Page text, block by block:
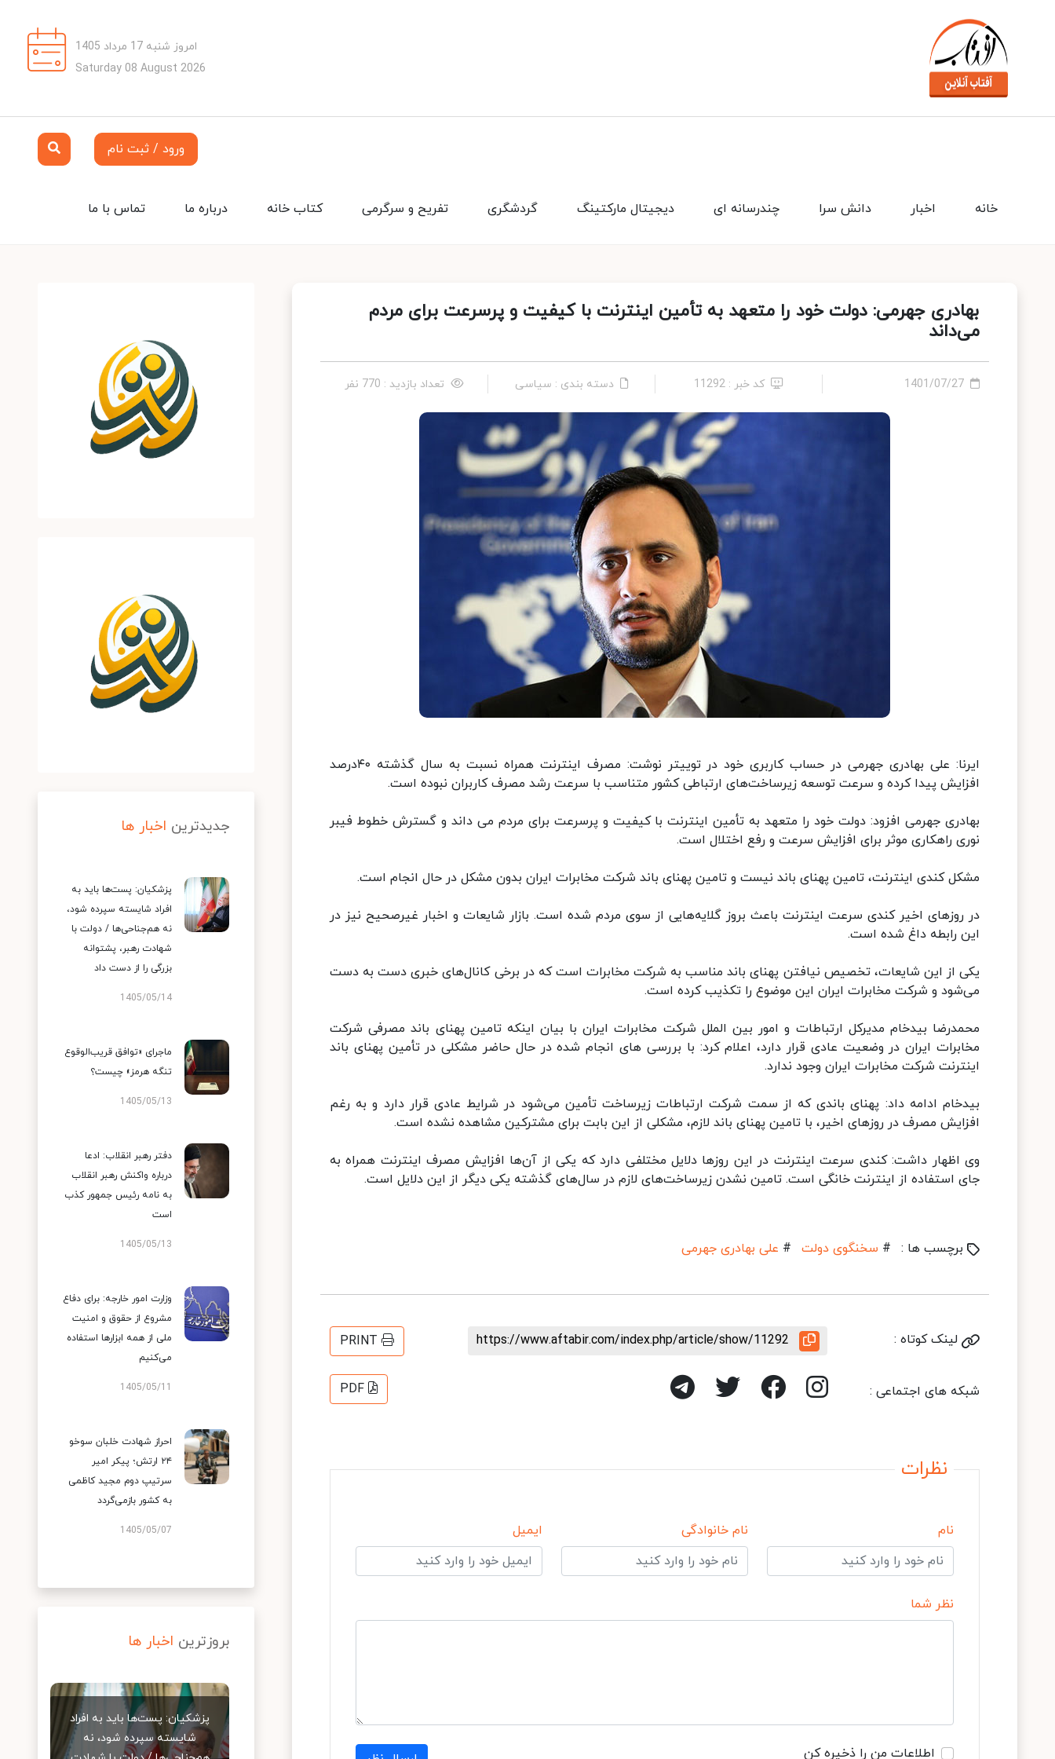
امروز شنبه 17 مرداد 1405
Saturday 08 August 2026
ورود / ثبت نام
تماس با ما درباره ما کتاب خانه تفریح و سرگرمی گردشگری دیجیتال مارکتینگ چندرسانه ای دانش سرا اخبار خانه
بهادری جهرمی: دولت خود را متعهد به تأمین اینترنت با کیفیت و پرسرعت برای مردم
می‌داند
1401/07/27 کد خبر : 11292 دسته بندی : سیاسی تعداد بازدید : 770 نفر
ایرنا: علی بهادری جهرمی در حساب کاربری خود در توییتر نوشت: مصرف اینترنت همراه نسبت به سال گذشته ۴۰درصد
افزایش پیدا کرده و سرعت توسعه زیرساخت‌های ارتباطی کشور متناسب با سرعت رشد مصرف کاربران نبوده است.
بهادری جهرمی افزود: دولت خود را متعهد به تأمین اینترنت با کیفیت و پرسرعت برای مردم می داند و گسترش خطوط فیبر
نوری راهکاری موثر برای افزایش سرعت و رفع اختلال است.
مشکل کندی اینترنت، تامین پهنای باند نیست و تامین پهنای باند شرکت مخابرات ایران بدون مشکل در حال انجام است.
در روزهای اخیر کندی سرعت اینترنت باعث بروز گلایه‌هایی از سوی مردم شده است. بازار شایعات و اخبار غیرصحیح نیز در
این رابطه داغ شده است.
یکی از این شایعات، تخصیص نیافتن پهنای باند مناسب به شرکت مخابرات است که در برخی کانال‌های خبری دست به دست
می‌شود و شرکت مخابرات ایران این موضوع را تکذیب کرده است.
محمدرضا بیدخام مدیرکل ارتباطات و امور بین الملل شرکت مخابرات ایران با بیان اینکه تامین پهنای باند مصرفی شرکت
مخابرات ایران در وضعیت عادی قرار دارد، اعلام کرد: با بررسی های انجام شده در حال حاضر مشکلی در تأمین پهنای باند
اینترنت شرکت مخابرات ایران وجود ندارد.
بیدخام ادامه داد: پهنای‌ باندی که از سمت شرکت ارتباطات زیرساخت تأمین می‌شود در شرایط عادی قرار دارد و به رغم
افزایش مصرف در روزهای اخیر، با تامین پهنای باند لازم، مشکلی از این بابت برای مشترکین مشاهده نشده است.
وی اظهار داشت: کندی سرعت اینترنت در این روزها دلایل مختلفی دارد که یکی از آن‌ها افزایش مصرف اینترنت همراه به
جای استفاده از اینترنت خانگی است. تامین نشدن زیرساخت‌های لازم در سال‌های گذشته یکی دیگر از این دلایل است.
برچسب ها : # سخنگوی دولت # علی بهادری جهرمی
لینک کوتاه : https://www.aftabir.com/index.php/article/show/11292
PRINT
شبکه های اجتماعی : PDF
نظرات
نام نام خانوادگی ایمیل
نظر شما
اطلاعات من را ذخیره کن
جدیدترین اخبار ها
پزشکیان: پست‌ها باید به
افراد شایسته سپرده شود،
نه هم‌جناحی‌ها / دولت با
شهادت رهبر، پشتوانه
بزرگی را از دست داد
1405/05/14
ماجرای «توافق قریب‌الوقوع
تنگه هرمز» چیست؟
1405/05/13
دفتر رهبر انقلاب: ادعا
درباره واکنش رهبر انقلاب
به نامه رئیس جمهور کذب
است
1405/05/13
وزارت امور خارجه: برای دفاع
مشروع از حقوق و امنیت
ملی از همه ابزارها استفاده
می‌کنیم
1405/05/11
احراز شهادت خلبان سوخو
۲۴ ارتش؛ پیکر امیر
سرتیپ دوم مجید کاظمی
به کشور بازمی‌گردد
1405/05/07
بروزترین اخبار ها
پزشکیان: پست‌ها باید به افراد
شایسته سپرده شود، نه